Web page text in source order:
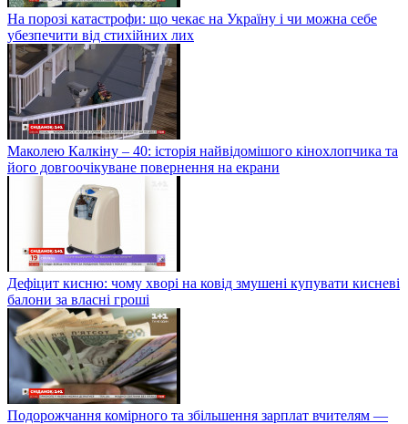
На порозі катастрофи: що чекає на Україну і чи можна себе
убезпечити від стихійних лих
Маколею Калкіну – 40: історія найвідомішого кінохлопчика та
його довгоочікуване повернення на екрани
Дефіцит кисню: чому хворі на ковід змушені купувати кисневі
балони за власні гроші
Подорожчання комірного та збільшення зарплат вчителям —